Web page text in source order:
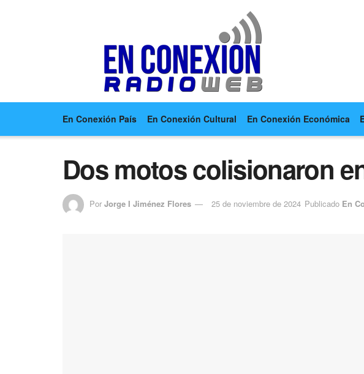
En Conexión País En Conexión Cultural En Conexión Económica
Dos motos colisionaron
Por Jorge I Jiménez Flores 25 de noviembre de 2024 Publicado En